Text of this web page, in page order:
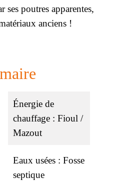
ses poutres apparentes,
anciens !
Énergie de
chauffage
Fioul /
Mazout
Eaux usées
Fosse
septique